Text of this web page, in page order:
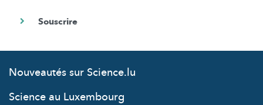
Nouveautés sur Science.lu
Science au Luxembourg